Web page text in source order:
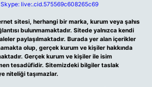
Skype: live:.cid.575569c608265c69
sitesi, herhangi bir marka, kurum veya şahıs
bulunmamaktadır. Sitede yalnızca kendi
paylaşılmaktadır. Burada yer alan içerikler
olup, gerçek kurum ve kişiler hakkında
Gerçek kurum ve kişiler ile isim
tesadüfidir. Sitemizdeki bilgiler taslak
niteliği taşımazlar.